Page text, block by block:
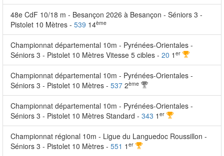
48e CdF 10/18 m - Besançon 2026 à Besançon - Séniors 3 -
Pistolet 10 Mètres - 539 14ème
Championnat départemental 10m - Pyrénées-Orientales -
Séniors 3 - Pistolet 10 Mètres Vitesse 5 cibles - 20 1 er
Championnat départemental 10m - Pyrénées-Orientales -
Séniors 3 - Pistolet 10 Mètres - 537 2ème
Championnat départemental 10m - Pyrénées-Orientales -
Séniors 3 - Pistolet 10 Mètres Standard - 343 1 er
Championnat régional 10m - Ligue du Languedoc Roussillon -
Séniors 3 - Pistolet 10 Mètres - 551 1 er